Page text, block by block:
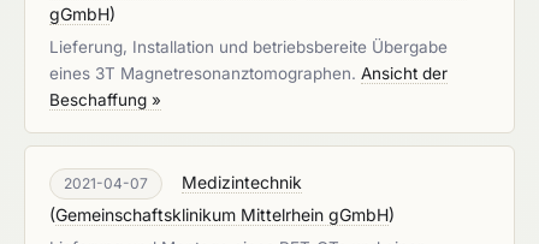
gGmbH)
Lieferung, Installation und betriebsbereite Übergabe
eines 3T Magnetresonanztomographen. Ansicht der
Beschaffung »
2021-04-07
Medizintechnik
(Gemeinschaftsklinikum Mittelrhein gGmbH)